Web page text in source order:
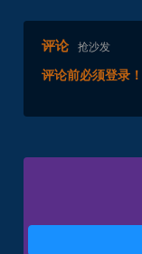
评论 抢沙发
评论前必须登录！